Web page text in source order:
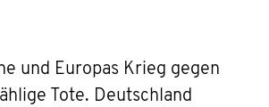
und Europas Krieg gegen
Tote. Deutschland